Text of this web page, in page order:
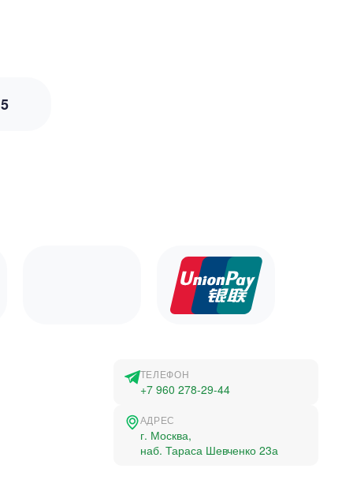
5
ТЕЛЕФОН
+7 960 278-29-44
АДРЕС
г. Москва,
наб. Тараса Шевченко 23а